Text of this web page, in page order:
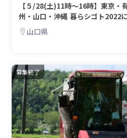
【５/28(土)11時～16時】東京
州・山口・沖縄 暮らシゴト2022
山口県
募集終了